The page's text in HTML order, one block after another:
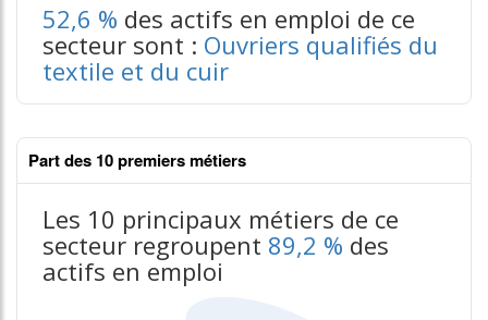
52,6 % des actifs en emploi de ce
secteur sont : Ouvriers qualifiés du
textile et du cuir
Part des 10 premiers métiers
Les 10 principaux métiers de ce
secteur regroupent 89,2 % des
actifs en emploi